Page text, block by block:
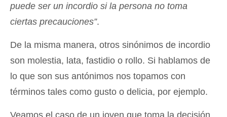
puede ser un incordio si la persona no toma
ciertas precauciones”.
De la misma manera, otros sinónimos de incordio
son molestia, lata, fastidio o rollo. Si hablamos de
lo que son sus antónimos nos topamos con
términos tales como gusto o delicia, por ejemplo.
Veamos el caso de un joven que toma la decisión